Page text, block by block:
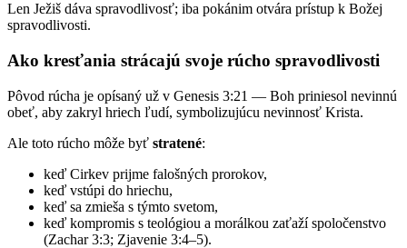
Len Ježiš dáva spravodlivosť; iba pokánim otvára prístup k Božej
spravodlivosti.
Ako kresťania strácajú svoje rúcho spravodlivosti
Pôvod rúcha je opísaný už v Genesis 3:21 — Boh priniesol nevinnú
obeť, aby zakryl hriech ľudí, symbolizujúcu nevinnosť Krista.
Ale toto rúcho môže byť stratené:
keď Cirkev prijme falošných prorokov,
keď vstúpi do hriechu,
keď sa zmieša s týmto svetom,
keď kompromis s teológiou a morálkou zaťaží spoločenstvo
(Zachar 3:3; Zjavenie 3:4–5).